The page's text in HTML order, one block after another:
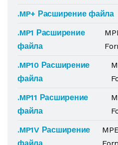
.MP+ Расширение файла
.MP1 Расширение
файла
.MP10 Расширение
файла
.MP11 Расширение
файла
.MP1V Расширение